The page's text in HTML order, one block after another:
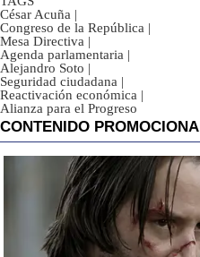
César Acuña |
Congreso de la República |
Mesa Directiva |
Agenda parlamentaria |
Alejandro Soto |
Seguridad ciudadana |
Reactivación económica |
Alianza para el Progreso